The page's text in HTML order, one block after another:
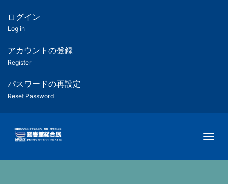
ツ
匿
名
ユ
ー
ー
用
メ
ログイン
Log in
アカウントの登録
Register
パスワードの再設定
Reset Password